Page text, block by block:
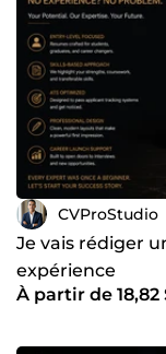
par les recruteurs.
CV élégants,
privilégie un
délais. Je travaille avec des profils variés : • étudiants •
techniciens •
cadres • profils
image
Contactez-moi
candidature au
CVProStudio
Je vais rédiger
expérience
À partir de 18,82